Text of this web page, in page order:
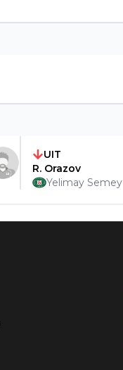
UIT
R. Orazov
Yelimay Semey